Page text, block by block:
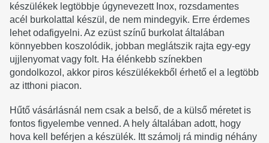
készülékek legtöbbje úgynevezett Inox, rozsdamentes
acél burkolattal készül, de nem mindegyik. Erre érdemes
lehet odafigyelni. Az ezüst színű burkolat általában
könnyebben koszolódik, jobban meglátszik rajta egy-egy
ujjlenyomat vagy folt. Ha élénkebb színekben
gondolkozol, akkor piros készülékekből érhető el a legtöbb
az itthoni piacon.
Hűtő vásárlásnál nem csak a belső, de a külső méretet is
fontos figyelembe venned. A hely általában adott, hogy
hova kell beférjen a készülék. Itt számolj rá mindig néhány